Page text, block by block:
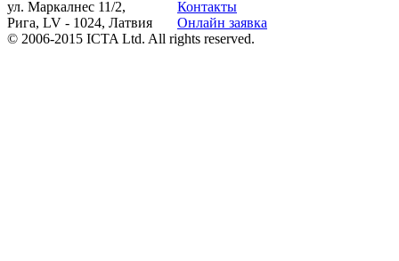
ул. Маркалнес 11/2,
Рига, LV - 1024, Латвия
Контакты
Онлайн заявка
© 2006-2015 ICTA Ltd. All rights reserved.